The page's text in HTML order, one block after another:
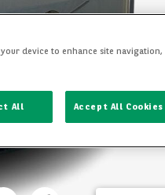
device to enhance site navigation,
All Accept All Cookies